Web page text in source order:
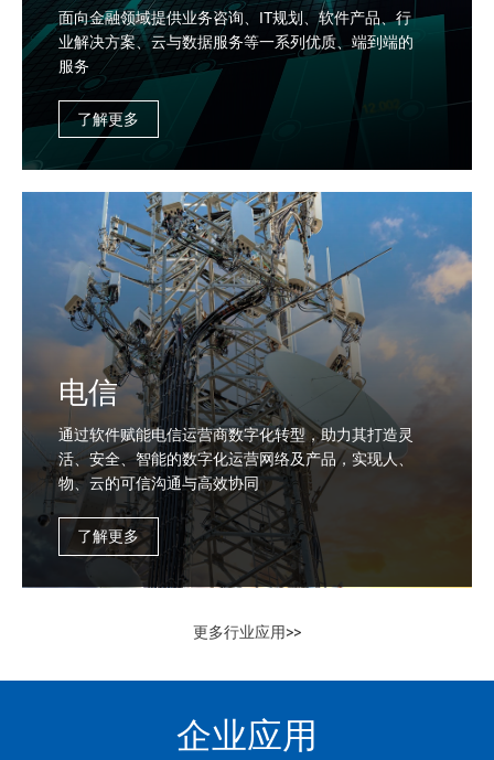
面向金融领域提供业务咨询、IT规划、软件产品、行
业解决方案、云与数据服务等一系列优质、端到端的
服务
了解更多
电信
通过软件赋能电信运营商数字化转型，助力其打造灵
活、安全、智能的数字化运营网络及产品，实现人、
物、云的可信沟通与高效协同
了解更多
更多行业应用>>
企业应用